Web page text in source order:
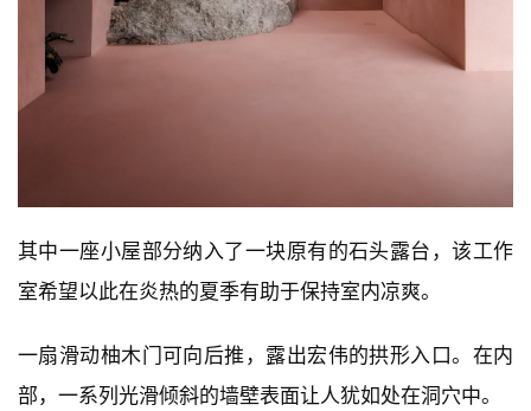
其中一座小屋部分纳入了一块原有的石头露台，该工作
室希望以此在炎热的夏季有助于保持室内凉爽。
一扇滑动柚木门可向后推，露出宏伟的拱形入口。在内
部，一系列光滑倾斜的墙壁表面让人犹如处在洞穴中。